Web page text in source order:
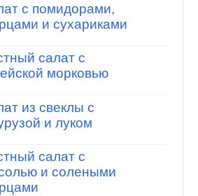
с помидорами,
и сухариками
салат с
морковью
из свеклы с
и луком
салат с
и солеными